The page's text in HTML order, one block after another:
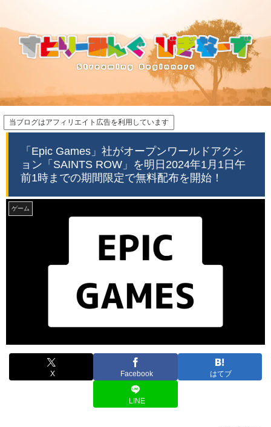
当ブログはアフィリエイト広告を利用しています
「Epic Games」社がオープンワールドアクシ
ョン「SAINTS ROW」を明日2024年1月1日午
前1時までの期間限定で無料配布を開始！
ゲーム
X Facebook はてブ
LINE